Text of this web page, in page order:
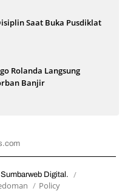
Saat Buka Pusdiklat
Rolanda Langsung
Banjir
Digital.
Policy